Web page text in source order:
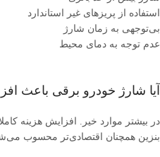
استفاده از پریزهای غیر استاندارد
بی‌توجهی به زمان شارژ
عدم توجه به دمای محیط
آیا شارژ خودرو برقی باعث
در بیشتر موارد خیر. افزایش هزینه
بنزین همچنان اقتصادی‌تر محسوب